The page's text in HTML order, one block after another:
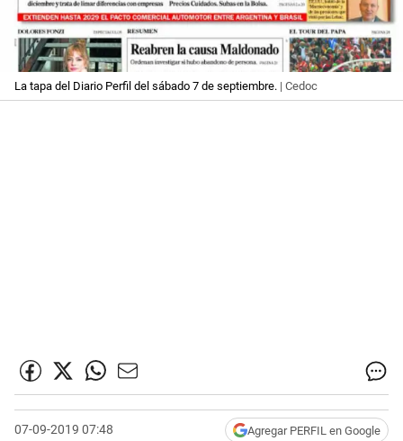
La tapa del Diario Perfil del sábado 7 de septiembre. | Cedoc
07-09-2019 07:48 Agregar PERFIL en Google